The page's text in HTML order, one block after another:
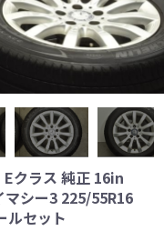
Eクラス 純正 16in
シー3 225/55R16
ルセット